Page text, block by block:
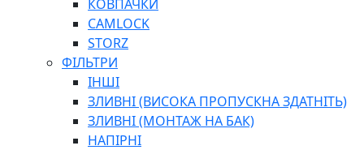
З'ЄДНУВАЛЬНІ ІНСТРУМЕНТИ ТА МАТЕРІАЛИ
ЯЩИКИ, ШАФИ, ТА СУМКИ ДЛЯ ІНСТРУМЕНТІВ
ЗАСОБИ ЗАХИСТУ
СТЕПЛЕРИ, ЗАКЛЕПОЧНИКИ
ГІДРАВЛІЧНІ ІНСТРУМЕНТИ
ТЕХНІЧНА ХІМІЯ
КОВПАЧКИ
CAMLOCK
STORZ
ФІЛЬТРИ
ІНШІ
ЗЛИВНІ (ВИСОКА ПРОПУСКНА ЗДАТНІТЬ)
ЗЛИВНІ (МОНТАЖ НА БАК)
НАПІРНІ